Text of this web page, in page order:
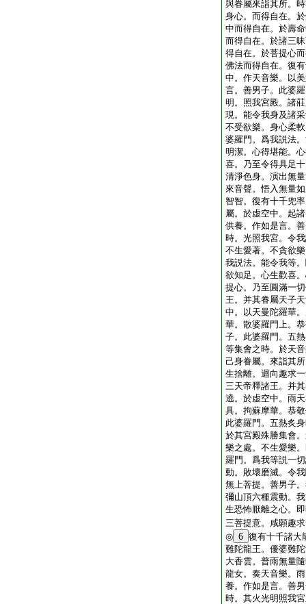
與眷屬來詣其所。
身心。而得自在。
中而得自在。於壽
而得自在。於諸三
得自在。於菩提心
佛法而得自在。復
中。作天音樂。以
言。善男子。此婆
明。照我宮殿。諸
現。能令我身及諸
不受欲樂。身心柔
婆羅門。爲我説法
明潔。心得堪能。
喜。乃至令得具足
清淨色身。演出無
來音聲。悟入無量
智智。復有十千兜
屬。於虚空中。起
供養。作如是言。
時。光照我宮。令
不生愛著。不貪欲
我説法。能令我等
欲知足。心生歡喜
提心。乃至圓滿一
王。并其眷屬天子
中。以天曼陀羅華
華。散婆羅門上。
子。此婆羅門。五
等集會之時。於天
己身眷屬。來詣其
生捨離。迴向趣求
三天帝釋諸王。并
遶。於虚空中。雨
具。拘蘇摩華。恭
此婆羅門。五熱炙
於其宮殿殊勝集會
樂之處。不生愛樂
羅門。爲我等説一
動。敗壞磨滅。令
無上菩提。善男子
彌山頂六種震動。
生恐怖厭離之心。
三菩提意。咸願趣
◎ 6 復有十千諸大
難陀龍王。優婆難
大香雲。普雨無量
龍女。奏天音樂。
養。作如是言。善
時。其火光明照我